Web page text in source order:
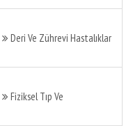
Deri Ve Zührevi Hastalıklar
Fiziksel Tıp Ve